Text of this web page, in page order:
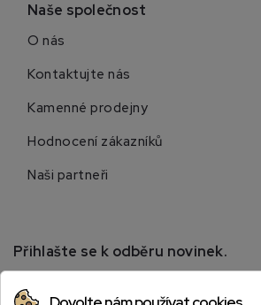
Naše společnost
O nás
Kontaktujte nás
Kamenné prodejny
Hodnocení zákazníků
Naši partneři
Přihlašte se k odběru novinek.